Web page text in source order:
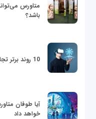
متاورس
باشد؟
10 روند برتر تجارت و فناوری در سال 2022
آیا طوفان
خواهد داد